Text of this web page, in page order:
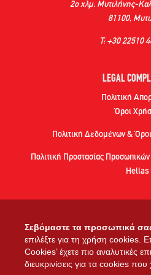
2ο χλμ. Μυτιλήνης-
81100,
Τ: +30 22510
LEGAL
Πολιτική
Όροι
Πολιτική Δεδομένων &
Πολιτική Προστασίας
Hellas
Σε ποιους
Σεβόμαστε τα προσωπικά
επιλέξτε για τη χρήση cookies.
Cookies’ έχετε πιο αναλυτικές
διευκρινίσεις για τα cookies